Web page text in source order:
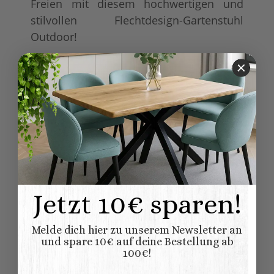
Freien mit diesem hochwertigen und
stilvollen Flechtdesign-Gartenstuhl
Outdoor!
Produkteigenschaft
Wert
Outdoor
geeignet:
Ja
Armlehne: mit Armlehne
Besonderheit: Stapelbar
Farbe: Grau
Abmessungen (L
x B/T x H) (
Länge × Breite ×
Höhe ):
cm
Jetzt 10€ sparen!
Melde dich hier zu unserem Newsletter an
und spare 10€ auf deine Bestellung ab
100€!